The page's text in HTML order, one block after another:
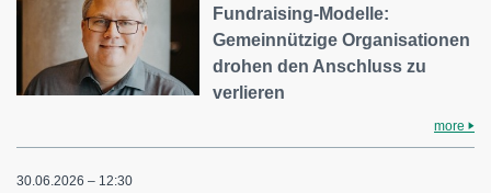
Fundraising-Modelle:
Gemeinnützige Organisationen
drohen den Anschluss zu
verlieren
more
30.06.2026 – 12:30